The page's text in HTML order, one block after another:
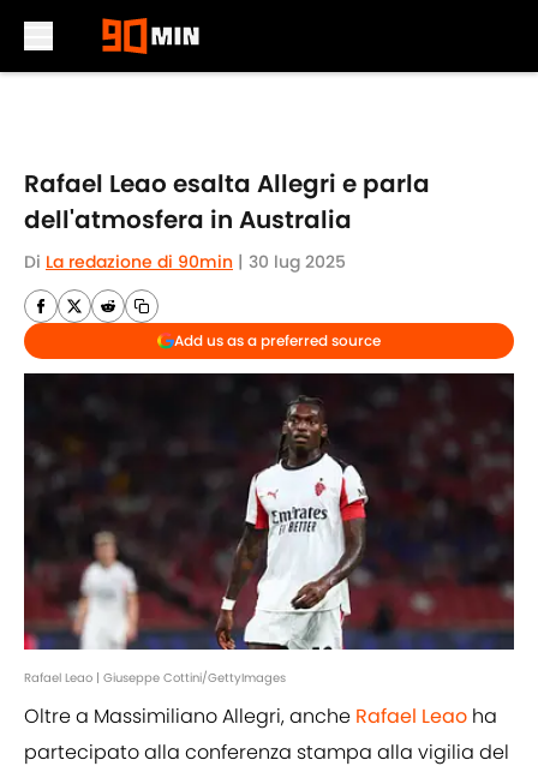
Rafael Leao esalta Allegri e parla
dell'atmosfera in Australia
Di La redazione di 90min | 30 lug 2025
Add us as a preferred source
Rafael Leao | Giuseppe Cottini/GettyImages
Oltre a Massimiliano Allegri, anche Rafael Leao ha
partecipato alla conferenza stampa alla vigilia del